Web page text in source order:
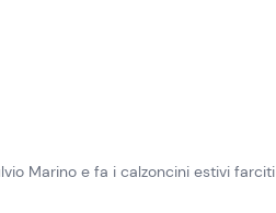
Marino e fa i calzoncini estivi farciti